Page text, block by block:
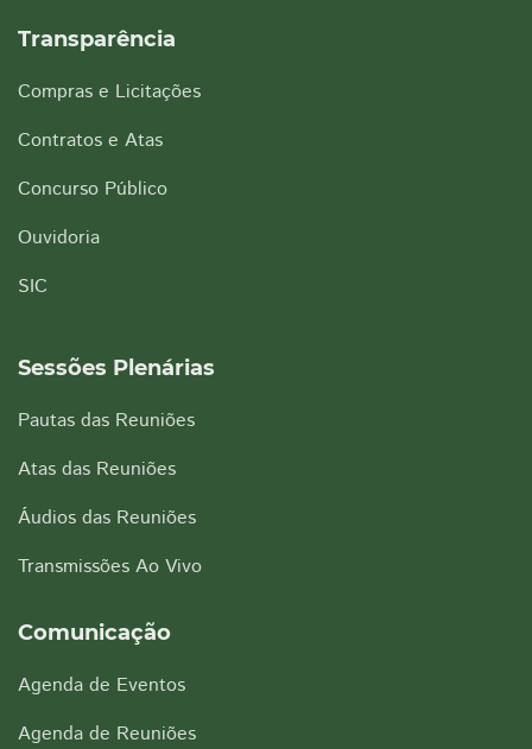
Transparência
Compras e Licitações
Contratos e Atas
Concurso Público
Ouvidoria
SIC
Sessões Plenárias
Pautas das Reuniões
Atas das Reuniões
Áudios das Reuniões
Transmissões Ao Vivo
Comunicação
Agenda de Eventos
Agenda de Reuniões